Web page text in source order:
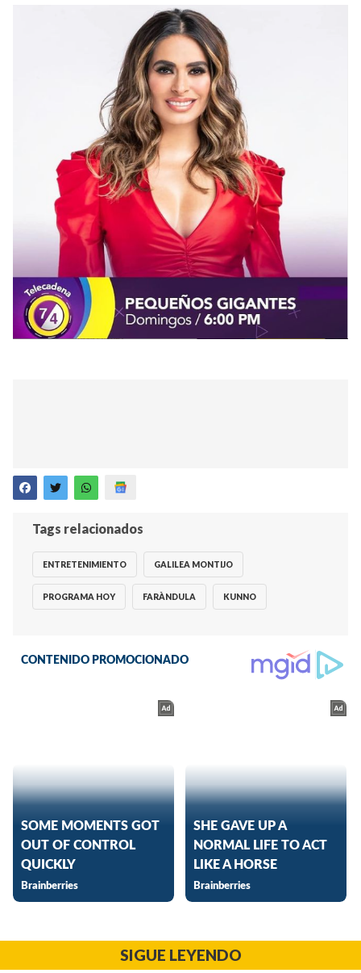
Tags relacionados
ENTRETENIMIENTO GALILEA MONTIJO
PROGRAMA HOY FARÀNDULA KUNNO
SIGUE LEYENDO